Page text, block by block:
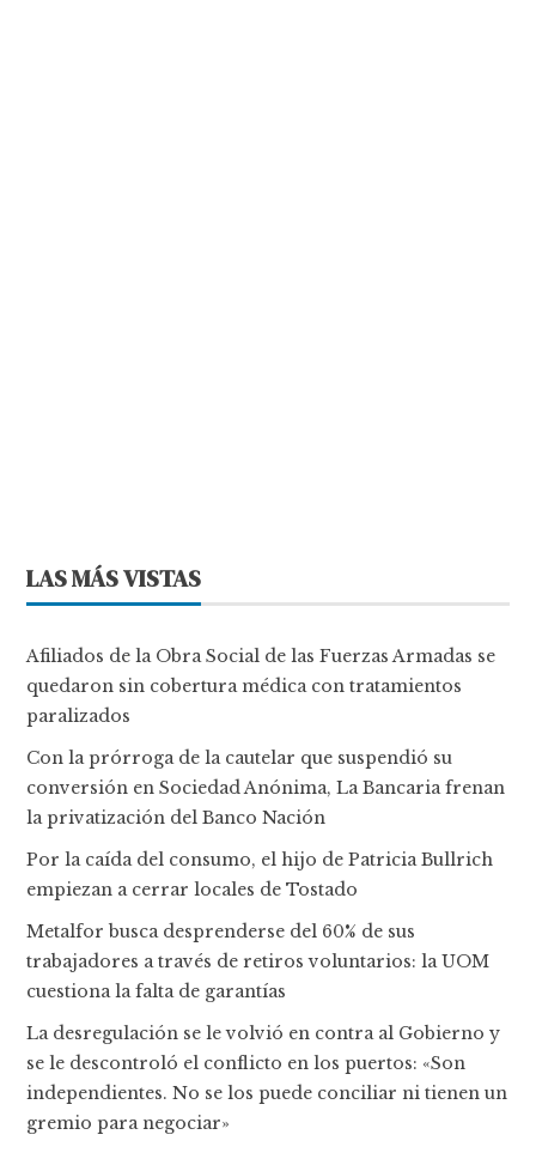
LAS MÁS VISTAS
Afiliados de la Obra Social de las Fuerzas Armadas se
quedaron sin cobertura médica con tratamientos
paralizados
Con la prórroga de la cautelar que suspendió su
conversión en Sociedad Anónima, La Bancaria frenan
la privatización del Banco Nación
Por la caída del consumo, el hijo de Patricia Bullrich
empiezan a cerrar locales de Tostado
Metalfor busca desprenderse del 60% de sus
trabajadores a través de retiros voluntarios: la UOM
cuestiona la falta de garantías
La desregulación se le volvió en contra al Gobierno y
se le descontroló el conflicto en los puertos: «Son
independientes. No se los puede conciliar ni tienen un
gremio para negociar»